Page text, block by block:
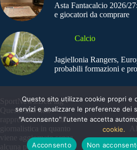
Asta Fantacalcio 2026/
e giocatori da comprare
Calcio
Jagiellonia Rangers,
probabili formazioni e
SportNews.BetFlag -
Questo sito non
rappresenta una testata
giornalistica in quanto
viene aggiornato senza
alcuna periodicità
Questo sito utilizza cookie propri e
servizi e analizzare le preferenze dei
"Acconsento" l'utente accetta
cookie.
Acconsento
Non